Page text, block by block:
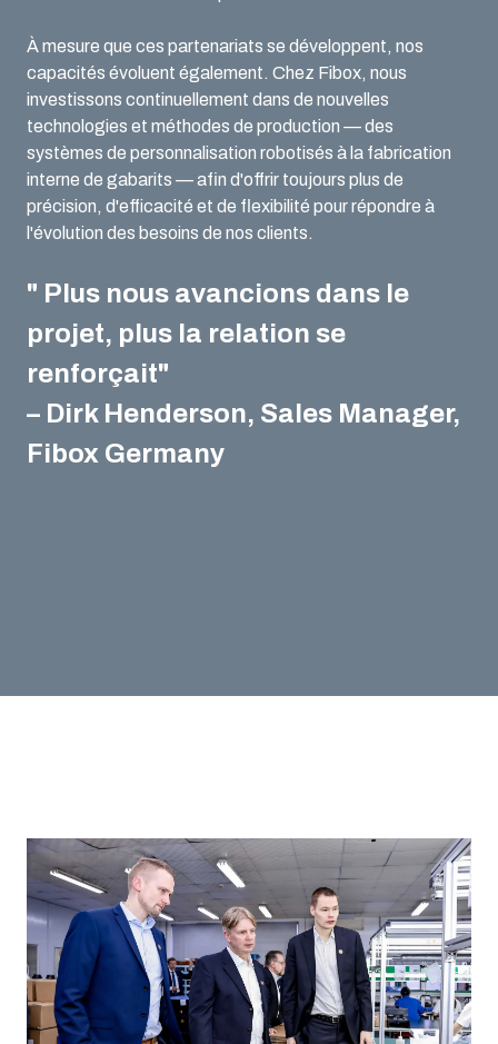
À mesure que ces partenariats se développent, nos
capacités évoluent également. Chez Fibox, nous
investissons continuellement dans de nouvelles
technologies et méthodes de production — des
systèmes de personnalisation robotisés à la fabrication
interne de gabarits — afin d'offrir toujours plus de
précision, d'efficacité et de flexibilité pour répondre à
l'évolution des besoins de nos clients.
" Plus nous avancions dans le
projet, plus la relation se
renforçait"
– Dirk Henderson, Sales Manager,
Fibox Germany